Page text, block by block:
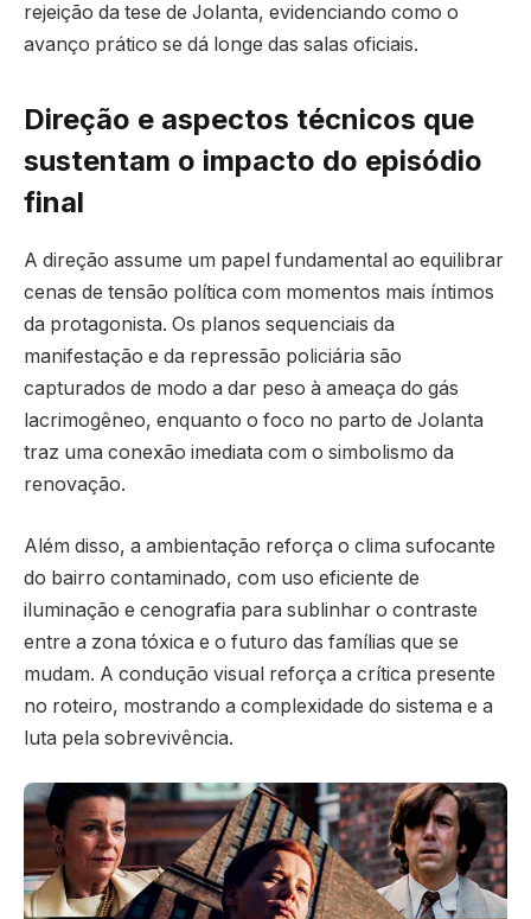
rejeição da tese de Jolanta, evidenciando como o
avanço prático se dá longe das salas oficiais.
Direção e aspectos técnicos que
sustentam o impacto do episódio
final
A direção assume um papel fundamental ao equilibrar
cenas de tensão política com momentos mais íntimos
da protagonista. Os planos sequenciais da
manifestação e da repressão policiária são
capturados de modo a dar peso à ameaça do gás
lacrimogêneo, enquanto o foco no parto de Jolanta
traz uma conexão imediata com o simbolismo da
renovação.
Além disso, a ambientação reforça o clima sufocante
do bairro contaminado, com uso eficiente de
iluminação e cenografia para sublinhar o contraste
entre a zona tóxica e o futuro das famílias que se
mudam. A condução visual reforça a crítica presente
no roteiro, mostrando a complexidade do sistema e a
luta pela sobrevivência.